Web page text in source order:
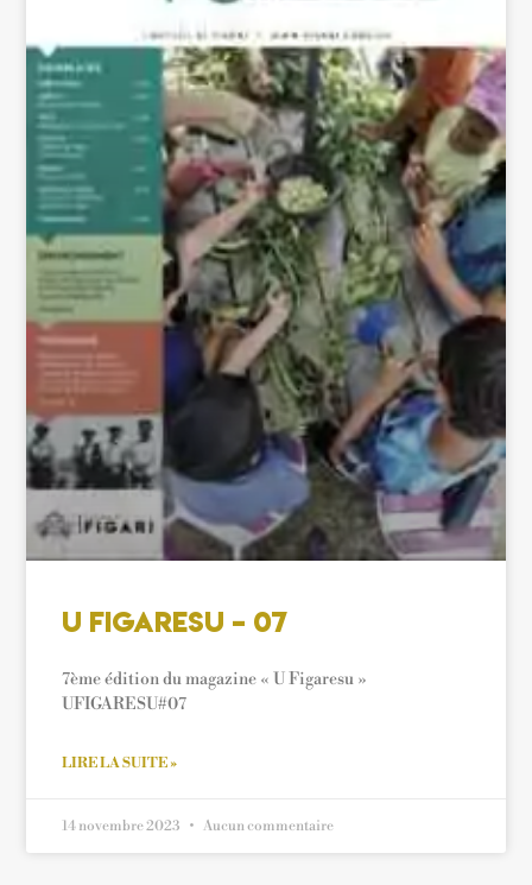
U Figaresu – 07
7ème édition du magazine « U Figaresu »
UFIGARESU#07
LIRE LA SUITE »
14 novembre 2023 Aucun commentaire